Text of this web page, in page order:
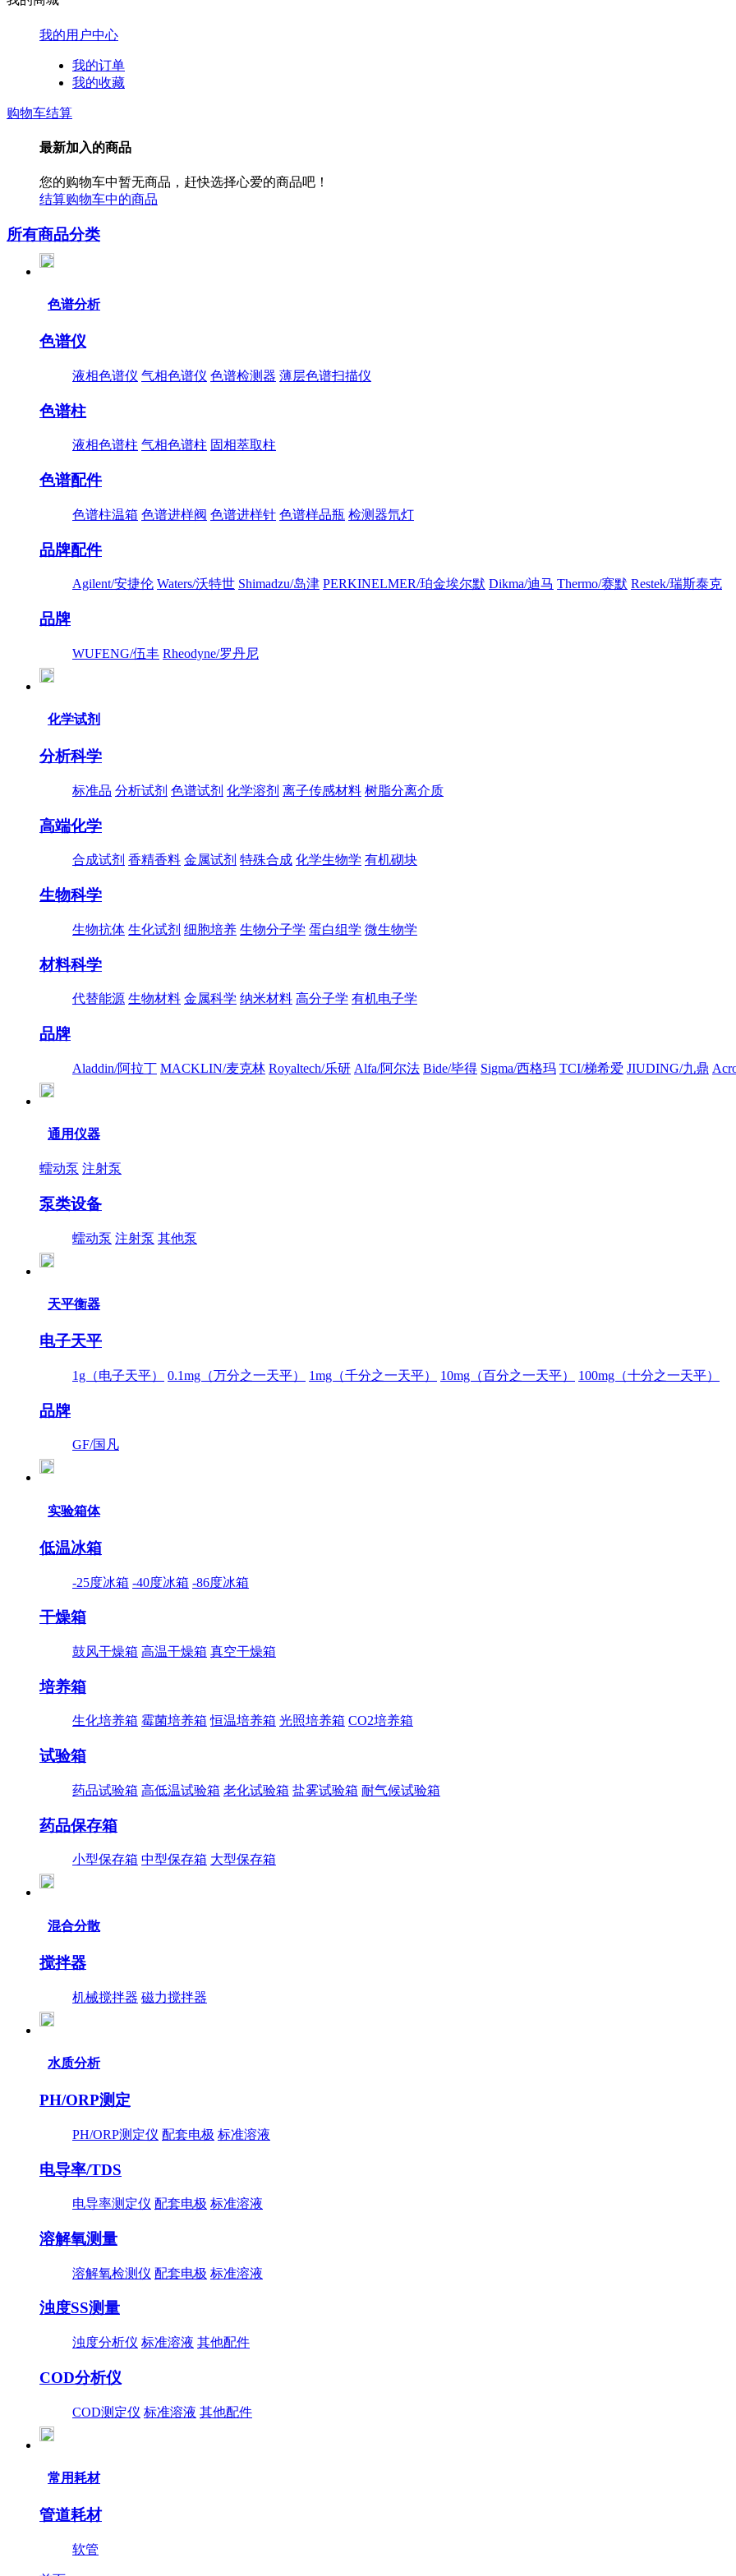
我的用户中心
我的订单
我的收藏
购物车结算
最新加入的商品
您的购物车中暂无商品，赶快选择心爱的商品吧！
结算购物车中的商品
所有商品分类
色谱分析
色谱仪
液相色谱仪 气相色谱仪 色谱检测器 薄层色谱扫描仪
色谱柱
液相色谱柱 气相色谱柱 固相萃取柱
色谱配件
色谱柱温箱 色谱进样阀 色谱进样针 色谱样品瓶 检测器氘灯
品牌配件
Agilent/安捷伦 Waters/沃特世 Shimadzu/岛津 PERKINELMER/珀金埃尔默 Dikma/迪马 Thermo/赛默 Restek/瑞斯泰克
品牌
WUFENG/伍丰 Rheodyne/罗丹尼
化学试剂
分析科学
标准品 分析试剂 色谱试剂 化学溶剂 离子传感材料 树脂分离介质
高端化学
合成试剂 香精香料 金属试剂 特殊合成 化学生物学 有机砌块
生物科学
生物抗体 生化试剂 细胞培养 生物分子学 蛋白组学 微生物学
材料科学
代替能源 生物材料 金属科学 纳米材料 高分子学 有机电子学
品牌
Aladdin/阿拉丁 MACKLIN/麦克林 Royaltech/乐研 Alfa/阿尔法 Bide/毕得 Sigma/西格玛 TCI/梯希爱 JIUDING/九鼎
通用仪器
蠕动泵 注射泵
泵类设备
蠕动泵 注射泵 其他泵
天平衡器
电子天平
1g（电子天平） 0.1mg（万分之一天平） 1mg（千分之一天平） 10mg（百分之一天平） 100mg（十分之一天平）
品牌
GF/国凡
实验箱体
低温冰箱
-25度冰箱 -40度冰箱 -86度冰箱
干燥箱
鼓风干燥箱 高温干燥箱 真空干燥箱
培养箱
生化培养箱 霉菌培养箱 恒温培养箱 光照培养箱 CO2培养箱
试验箱
药品试验箱 高低温试验箱 老化试验箱 盐雾试验箱 耐气候试验箱
药品保存箱
小型保存箱 中型保存箱 大型保存箱
混合分散
搅拌器
机械搅拌器 磁力搅拌器
水质分析
PH/ORP测定
PH/ORP测定仪 配套电极 标准溶液
电导率/TDS
电导率测定仪 配套电极 标准溶液
溶解氧测量
溶解氧检测仪 配套电极 标准溶液
浊度SS测量
浊度分析仪 标准溶液 其他配件
COD分析仪
COD测定仪 标准溶液 其他配件
常用耗材
管道耗材
软管